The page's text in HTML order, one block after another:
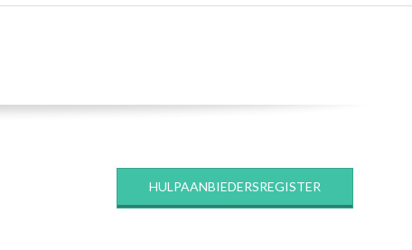
HULPAANBIEDERSREGISTER